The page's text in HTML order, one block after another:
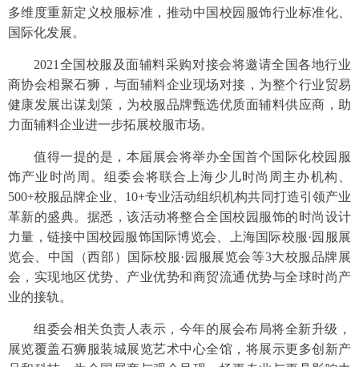
多维度重新定义校服标准，推动中国校园服饰行业标准化、
国际化发展。
2021全国校服及面辅料采购对接会将邀请全国各地行业
商协会相聚石狮，与面辅料企业现场对接，为整个行业贸易
健康发展出谋划策，为校服品牌甄选优质面辅料供应商，助
力面辅料企业进一步拓展校服市场。
值得一提的是，本届展会将举办全国首个国际化校园服
饰产业时尚周。组委会将联合上海少儿时尚周主办机构、
500+校服品牌企业、10+专业活动组织机构共同打造引领产业
革新的盛典。据悉，该活动将整合全国校园服饰的时尚设计
力量，链接中国校园服饰国际博览会、上海国际校服·园服展
览会、中国（西部）国际校服·园服展览会等3大校服品牌展
会，实现地区优势、产业优势和商贸流通优势与全球时尚产
业的接轨。
组委会相关负责人表示，今年的展会布局将全新升级，
展览覆盖石狮服装城展览艺术中心全馆，将展示更多创新产